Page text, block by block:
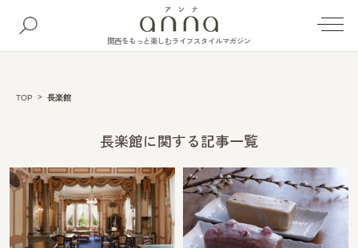
関西をもっと楽しむライフスタイルマガジン
TOP 長楽館
長楽館に関する記事一覧